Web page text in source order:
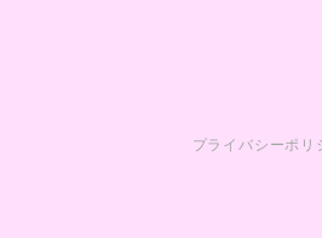
プライバシーポリ